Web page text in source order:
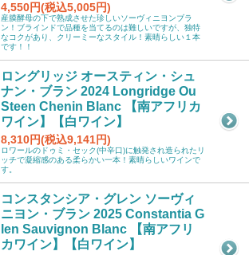
4,550円(税込5,005円)
産膜酵母の下で熟成させた珍しいソーヴィニヨンブラ
ン！ブラインドで品種を当てるのは難しいですが、独特
なコクがあり、クリーミーなスタイル！素晴らしい１本
です！！
ロングリッジ オースティン・シュ
ナン・ブラン 2024 Longridge Ou
Steen Chenin Blanc 【南アフリカ
ワイン】【白ワイン】
8,310円(税込9,141円)
ロワールのドゥミ・セック(中辛口)に触発され造られたリ
ッチで凝縮感のある柔らかい一本！素晴らしいワインで
す。
コンスタンシア・グレン ソーヴィ
ニヨン・ブラン 2025 Constantia G
len Sauvignon Blanc 【南アフリ
カワイン】【白ワイン】